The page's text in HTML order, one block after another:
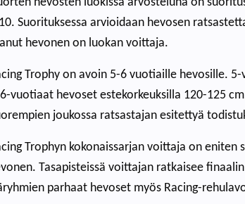
hevosten luokissa arvosteluna on
Suorituksessa arvioidaan hevosen
hevonen on luokan voittaja.
Trophy on avoin 5-6 vuotiaille hevosille.
vuotiaat hevoset estekorkeuksilla 120-125
joukossa ratsastajan esitettyä
Trophyn kokonaissarjan voittaja on
Tasapisteissä voittajan ratkaisee
parhaat hevoset myös Racing-